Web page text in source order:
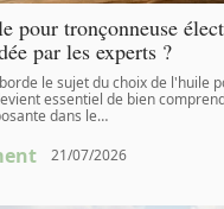
pour tronçonneuse
par les experts ?
le sujet du choix de l'huile
essentiel de bien
dans le…
21/07/2026